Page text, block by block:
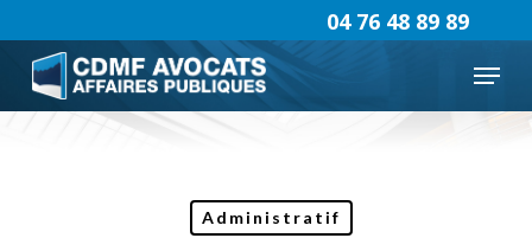
to
main
content
Menu
04 76 48 89 89
Administratif